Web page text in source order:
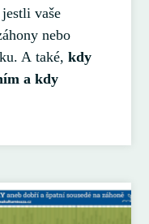
vaše
nebo
A také, kdy
a kdy